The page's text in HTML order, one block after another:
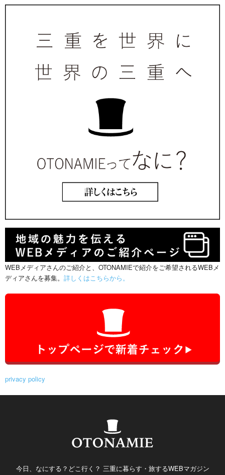
WEBメディアさんのご紹介と、OTONAMIEで紹介をご希望されるWEBメ
ディアさんを募集。 詳しくはこちらから。
privacy policy
今日、なにする？どこ行く？ 三重に暮らす・旅するWEBマガジン